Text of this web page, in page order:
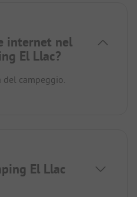
internet nel
El Llac?
del campeggio.
El Llac